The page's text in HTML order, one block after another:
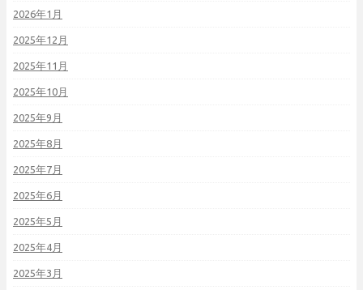
2026年1月
2025年12月
2025年11月
2025年10月
2025年9月
2025年8月
2025年7月
2025年6月
2025年5月
2025年4月
2025年3月